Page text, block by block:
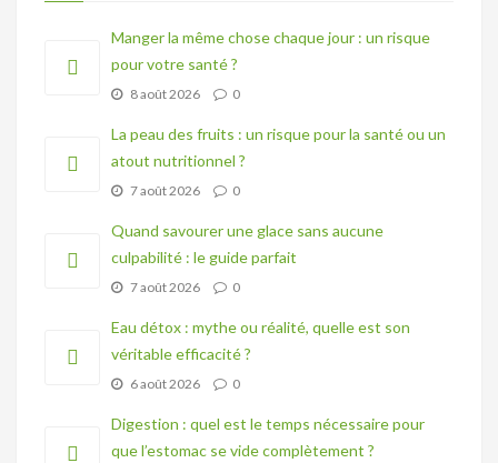
Manger la même chose chaque jour : un risque
pour votre santé ?
8 août 2026 0
La peau des fruits : un risque pour la santé ou un
atout nutritionnel ?
7 août 2026 0
Quand savourer une glace sans aucune
culpabilité : le guide parfait
7 août 2026 0
Eau détox : mythe ou réalité, quelle est son
véritable efficacité ?
6 août 2026 0
Digestion : quel est le temps nécessaire pour
que l’estomac se vide complètement ?